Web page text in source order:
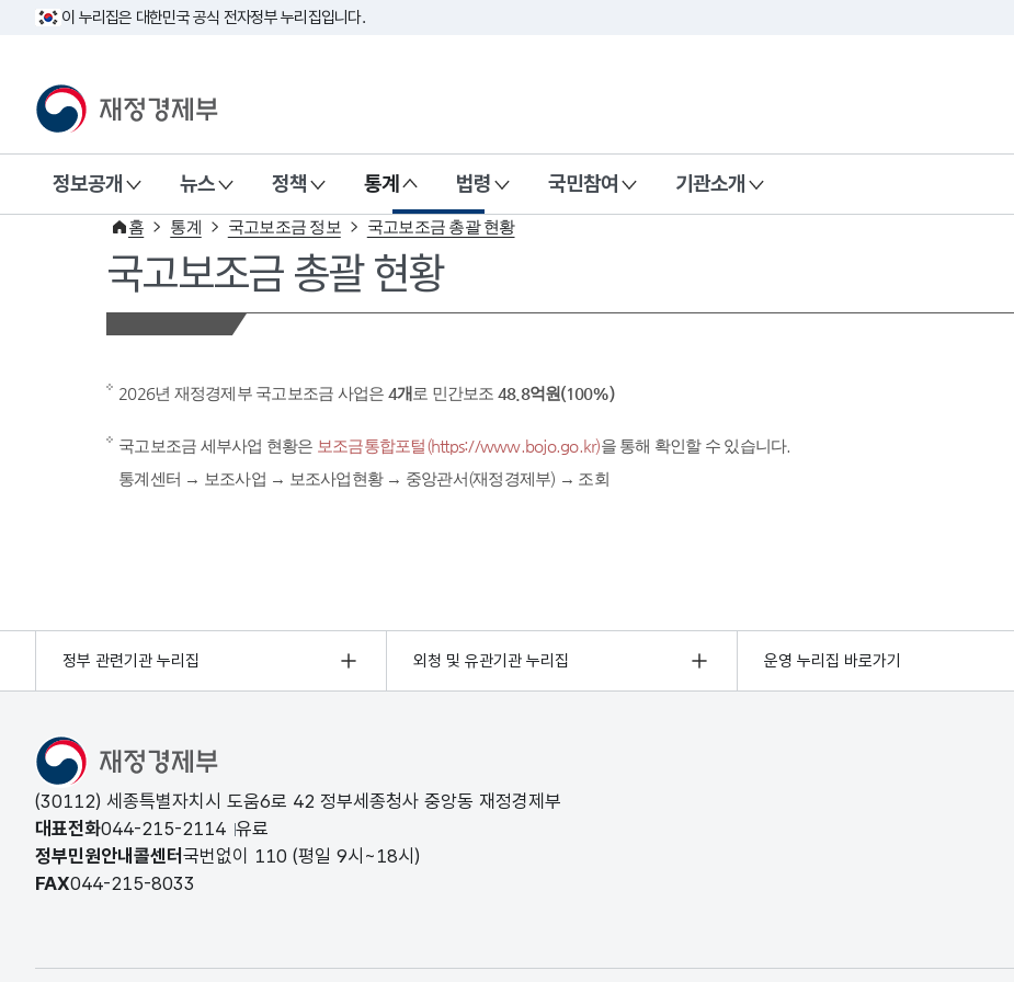
이 누리집은 대한민국 공식 전자정부 누리집입니다.
재정경제부(www.mofe.go.kr)
정보공개 뉴스 정책 통계 법령 국민참여 기관소개
홈 통계 국고보조금 정보 국고보조금 총괄 현황
국고보조금 총괄 현황
2026년 재정경제부 국고보조금 사업은 4개로 민간보조 48.8억원(100%)
국고보조금 세부사업 현황은 보조금통합포털(https://www.bojo.go.kr)을 통해 확인할 수 있습니다.
통계센터 → 보조사업 → 보조사업현황 → 중앙관서(재정경제부) → 조회
정부 관련기관 누리집 외청 및 유관기관 누리집 운영 누리집 바로가기
(30112) 세종특별자치시 도움6로 42 정부세종청사 중앙동 재정경제부
대표전화044-215-2114 유료
정부민원안내콜센터 국번없이 110 (평일 9시~18시)
FAX044-215-8033